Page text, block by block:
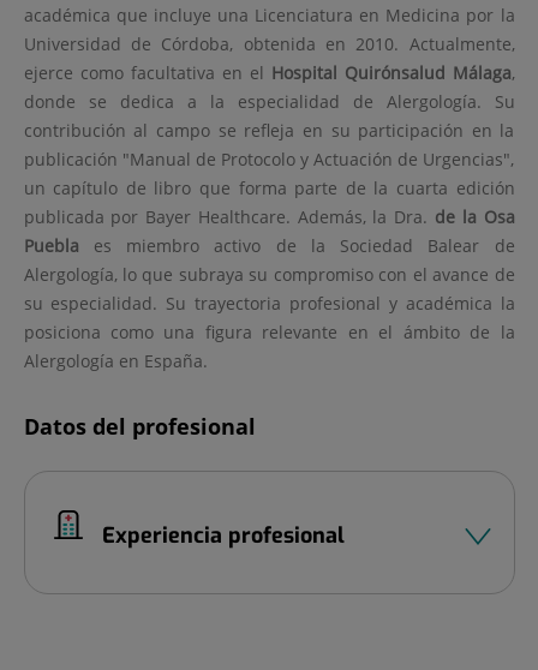
académica que incluye una Licenciatura en Medicina por la
Universidad de Córdoba, obtenida en 2010. Actualmente,
ejerce como facultativa en el Hospital Quirónsalud Málaga,
donde se dedica a la especialidad de Alergología. Su
contribución al campo se refleja en su participación en la
publicación "Manual de Protocolo y Actuación de Urgencias",
un capítulo de libro que forma parte de la cuarta edición
publicada por Bayer Healthcare. Además, la Dra. de la Osa
Puebla es miembro activo de la Sociedad Balear de
Alergología, lo que subraya su compromiso con el avance de
su especialidad. Su trayectoria profesional y académica la
posiciona como una figura relevante en el ámbito de la
Alergología en España.
Datos del profesional
Experiencia profesional